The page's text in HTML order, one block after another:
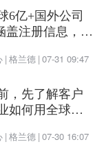
6亿+国外公司
盖注册信息，股
| 格兰德 | 07-31 09:47
，先了解客户
如何用全球企
| 格兰德 | 07-30 16:07